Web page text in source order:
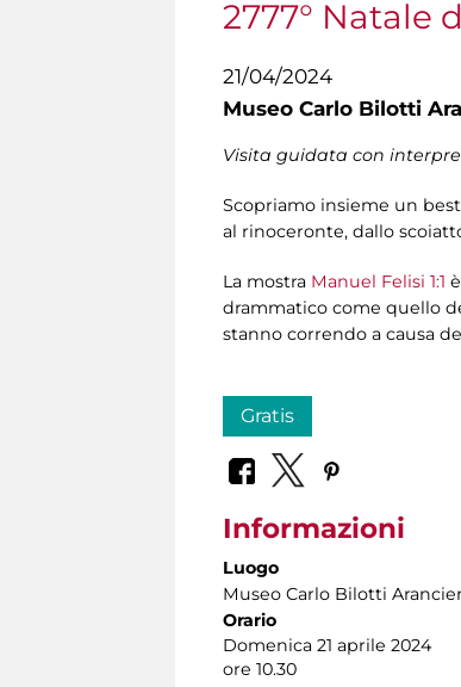
2777° Natale
21/04/2024
Museo Carlo Bilotti
Visita guidata con
Scopriamo insieme un
al rinoceronte, dallo
La mostra Manuel Felisi 1:1
drammatico come quello
stanno correndo a causa
Gratis
Informazioni
Luogo
Museo Carlo Bilotti
Orario
Domenica 21 aprile 2024
ore 10.30